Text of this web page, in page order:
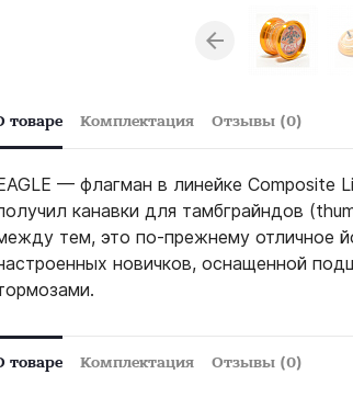
товаре Комплектация Отзывы (0)
— флагман в линейке Composite
канавки для тамбграйндов
тем, это по-прежнему отличное
новичков, оснащенной
товаре Комплектация Отзывы (0)